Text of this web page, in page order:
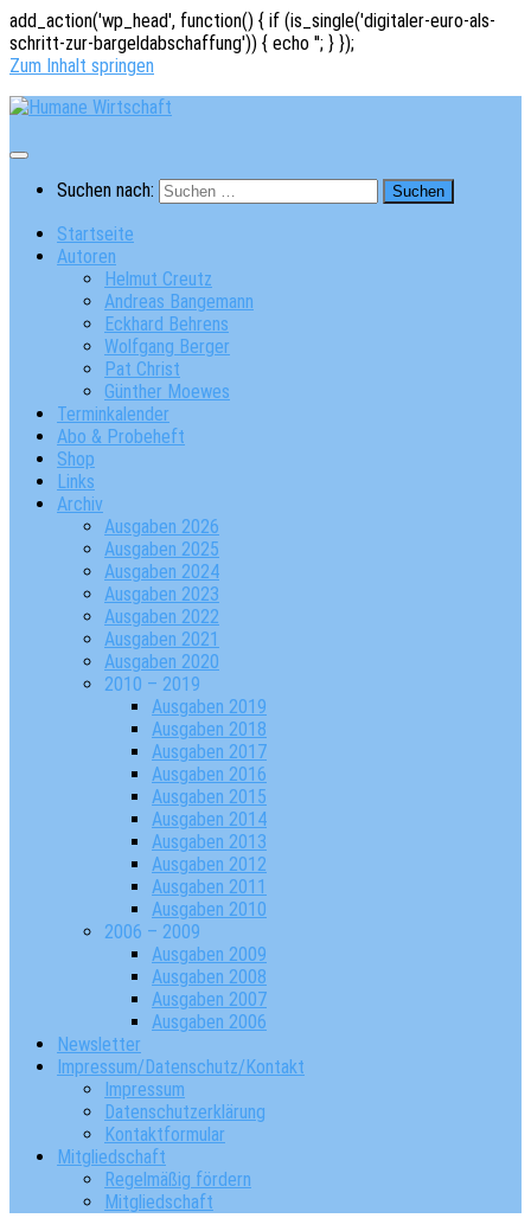
add_action('wp_head', function() { if (is_single('digitaler-euro-als-
schritt-zur-bargeldabschaffung')) { echo ''; } });
Zum Inhalt springen
Suchen nach:
Startseite
Autoren
Helmut Creutz
Andreas Bangemann
Eckhard Behrens
Wolfgang Berger
Pat Christ
Günther Moewes
Terminkalender
Abo & Probeheft
Shop
Links
Archiv
Ausgaben 2026
Ausgaben 2025
Ausgaben 2024
Ausgaben 2023
Ausgaben 2022
Ausgaben 2021
Ausgaben 2020
2010 – 2019
Ausgaben 2019
Ausgaben 2018
Ausgaben 2017
Ausgaben 2016
Ausgaben 2015
Ausgaben 2014
Ausgaben 2013
Ausgaben 2012
Ausgaben 2011
Ausgaben 2010
2006 – 2009
Ausgaben 2009
Ausgaben 2008
Ausgaben 2007
Ausgaben 2006
Newsletter
Impressum/Datenschutz/Kontakt
Impressum
Datenschutzerklärung
Kontaktformular
Mitgliedschaft
Regelmäßig fördern
Mitgliedschaft